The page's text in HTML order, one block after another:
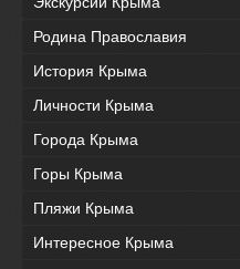
Родина Православия
История Крыма
Личности Крыма
Города Крыма
Горы Крыма
Пляжи Крыма
Интересное Крыма